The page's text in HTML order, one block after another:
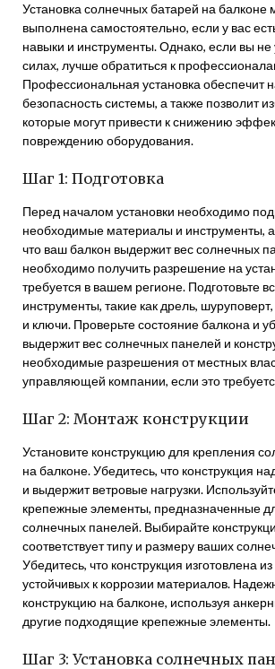
Установка солнечных батарей на балконе
выполнена самостоятельно, если у вас
навыки и инструменты. Однако, если вы не
силах, лучше обратиться к
Профессиональная установка обеспечит
безопасность системы, а также позволит
которые могут привести к снижению
повреждению оборудования.
Шаг 1: Подготовка
Перед началом установки необходимо
необходимые материалы и инструменты, а
что ваш балкон выдержит вес солнечных
необходимо получить разрешение на
требуется в вашем регионе. Подготовьте
инструменты, такие как дрель,
и ключи. Проверьте состояние балкона и
выдержит вес солнечных панелей и
необходимые разрешения от местных
управляющей компании, если это
Шаг 2: Монтаж конструкции
Установите конструкцию для крепления
на балконе. Убедитесь, что конструкция
и выдержит ветровые нагрузки.
крепежные элементы, предназначенные
солнечных панелей. Выбирайте
соответствует типу и размеру ваших
Убедитесь, что конструкция изготовлена
устойчивых к коррозии материалов.
конструкцию на балконе, используя
другие подходящие крепежные элементы.
Шаг 3: Установка солнечных